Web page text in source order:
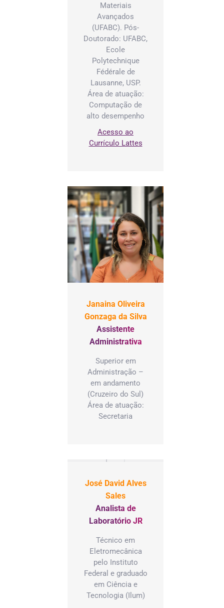
Materiais
Avançados
(UFABC). Pós-
Doutorado: UFABC,
Ecole
Polytechnique
Fédérale de
Lausanne, USP.
Área de atuação:
Computação de
alto desempenho
Acesso ao
Currículo Lattes
Janaina Oliveira
Gonzaga da Silva
Assistente
Administrativa
Superior em
Administração –
em andamento
(Cruzeiro do Sul)
Área de atuação:
Secretaria
José David Alves
Sales
Analista de
Laboratório JR
Técnico em
Eletromecânica
pelo Instituto
Federal e graduado
em Ciência e
Tecnologia (Ilum)